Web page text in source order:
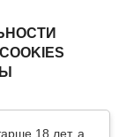
18 лет, а